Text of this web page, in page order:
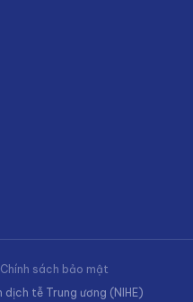
Chính sách bảo mật
tễ Trung ương (NIHE)